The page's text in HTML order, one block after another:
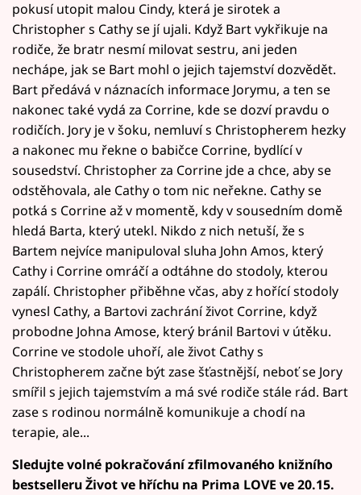
pokusí utopit malou Cindy, která je sirotek a
Christopher s Cathy se jí ujali. Když Bart vykřikuje na
rodiče, že bratr nesmí milovat sestru, ani jeden
nechápe, jak se Bart mohl o jejich tajemství dozvědět.
Bart předává v náznacích informace Jorymu, a ten se
nakonec také vydá za Corrine, kde se dozví pravdu o
rodičích. Jory je v šoku, nemluví s Christopherem hezky
a nakonec mu řekne o babičce Corrine, bydlící v
sousedství. Christopher za Corrine jde a chce, aby se
odstěhovala, ale Cathy o tom nic neřekne. Cathy se
potká s Corrine až v momentě, kdy v sousedním domě
hledá Barta, který utekl. Nikdo z nich netuší, že s
Bartem nejvíce manipuloval sluha John Amos, který
Cathy i Corrine omráčí a odtáhne do stodoly, kterou
zapálí. Christopher přiběhne včas, aby z hořící stodoly
vynesl Cathy, a Bartovi zachrání život Corrine, když
probodne Johna Amose, který bránil Bartovi v útěku.
Corrine ve stodole uhoří, ale život Cathy s
Christopherem začne být zase šťastnější, neboť se Jory
smířil s jejich tajemstvím a má své rodiče stále rád. Bart
zase s rodinou normálně komunikuje a chodí na
terapie, ale...
Sledujte volné pokračování zfilmovaného knižního
bestselleru Život ve hříchu na Prima LOVE ve 20.15.